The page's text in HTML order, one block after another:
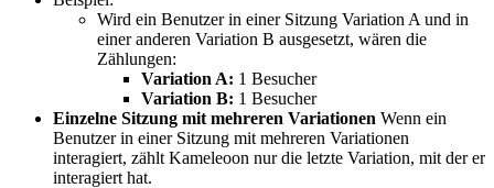
Wird ein Benutzer in einer Sitzung Variation A und in
einer anderen Variation B ausgesetzt, wären die
Zählungen:
Variation A: 1 Besucher
Variation B: 1 Besucher
Einzelne Sitzung mit mehreren Variationen Wenn ein
Benutzer in einer Sitzung mit mehreren Variationen
interagiert, zählt Kameleoon nur die letzte Variation, mit der er
interagiert hat.